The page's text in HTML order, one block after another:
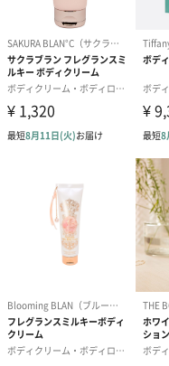
全体重量（商
品込みの重
さ）
製造国
イスラエル
保存方法
(1)使用後
児の手の
に高温ま
保管しな
使用上の注
意・使用方法
○お肌に
ください
や使用後
刺激、色
場合は使
用を続け
で、皮膚
ます。○
使いにな
意くださ
ださい。